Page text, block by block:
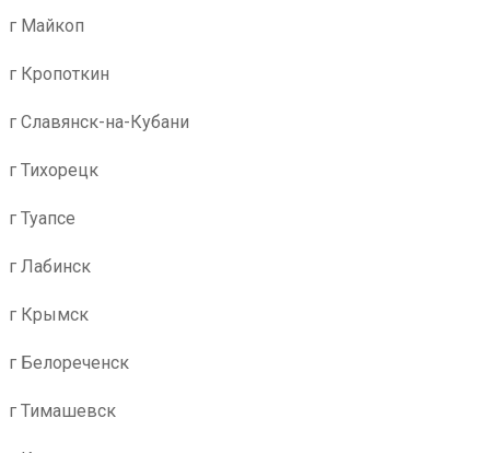
г Майкоп
г Кропоткин
г Славянск-на-Кубани
г Тихорецк
г Туапсе
г Лабинск
г Крымск
г Белореченск
г Тимашевск